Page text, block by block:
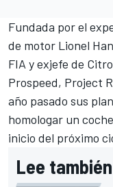
Fundada por el
de motor Lionel
FIA y exjefe de
Prospeed, Project
año pasado sus
homologar un
inicio del próximo
Lee